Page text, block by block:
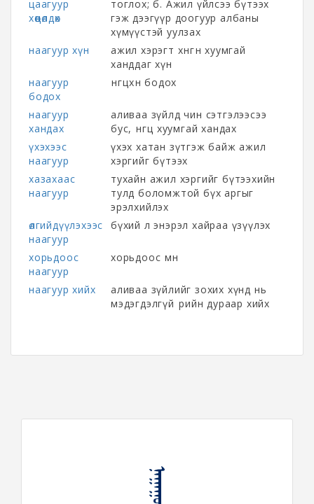
цаагуур
хөөцөлдөх
тоглох; б. Ажил үйлсээ бүтээх
гэж дээгүүр доогуур албаны
хүмүүстэй уулзах
наагуур хүн
ажил хэрэгт хөнгөн хуумгай
ханддаг хүн
наагуур
бодох
өнгөцхөн бодох
наагуур
хандах
аливаа зүйлд чин сэтгэлээсээ
бус, өнгөц хуумгай хандах
үхэхээс
наагуур
үхэх хатан зүтгэж байж ажил
хэргийг бүтээх
хазахаас
наагуур
тухайн ажил хэргийг бүтээхийн
тулд боломжтой бүх аргыг
эрэлхийлэх
өлгийдүүлэхээс
наагуур
бүхий л энэрэл хайраа үзүүлэх
хорьдоос
наагуур
хорьдоос өмнө
наагуур хийх
аливаа зүйлийг зохих хүнд нь
мэдэгдэлгүй өөрийн дураар хийх
ᠨᠠᠭᠠᠭᠤᠷ